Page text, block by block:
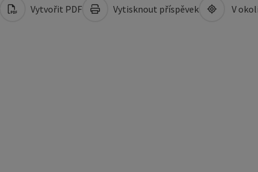
Vytvořit PDF Vytisknout příspěvek V